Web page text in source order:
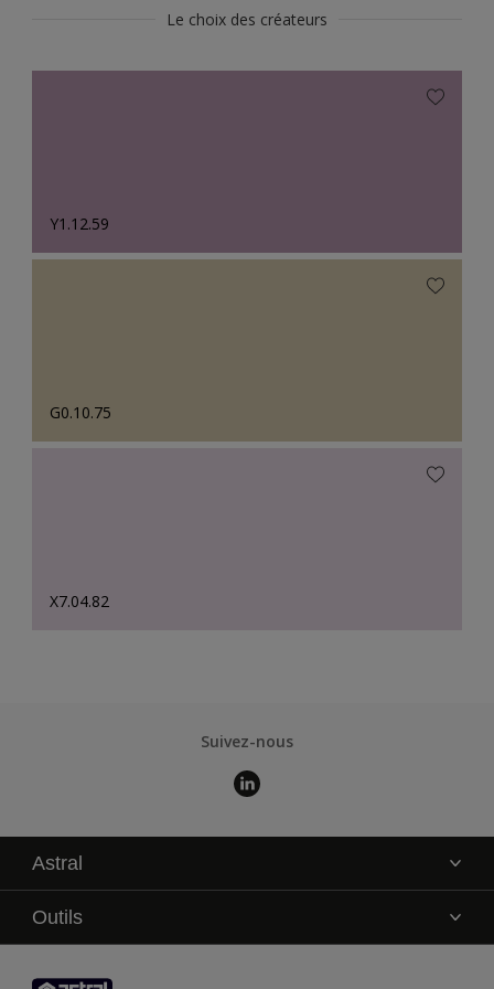
Le choix des créateurs
Y1.12.59
G0.10.75
X7.04.82
Suivez-nous
Astral
La marque
Service technique
Contact
Outils